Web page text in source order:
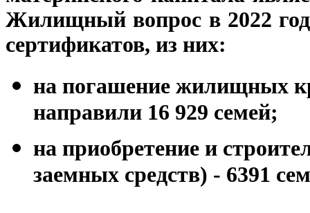
Жилищный вопрос в 2022
сертификатов, из них:
на погашение жилищных
направили 16 929 семей;
на приобретение и
заемных средств) - 6391